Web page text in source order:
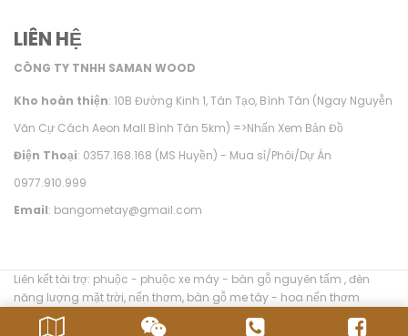
LIÊN HỆ
CÔNG TY TNHH SAMAN WOOD
Kho hoàn thiện: 10B Đường Kinh 1, Tân Tạo, Bình Tân (Ngay Nguyễn
Văn Cự Cách Aeon Mall Bình Tân 5km) =>Nhấn Xem Bản Đồ
Điện Thoại: 0357.168.168 (MS Huyền) - Mua sỉ/Phôi/Dự Án
0977.910.999
Email: bangometay@gmail.com
Liên kết tài trợ: phuộc - phuộc xe máy- bàn gỗ nguyên tấm ,đèn
năng lượng mặt trời, nến thơm, bàn gỗ me tây- hoa nến thơm